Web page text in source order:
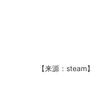
【来源：steam】